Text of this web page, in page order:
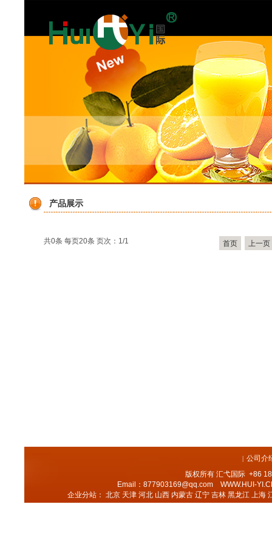
产品展示
共0条 每页20条 页次：1/1 首页 上一页
版权所有 汇弋国际 +86
Email：877903169@qq.com
WWW.HUI-
企业分站： 北京 天津 河北 山西 内蒙古 辽宁 吉林 黑龙江 上海
| 公司介